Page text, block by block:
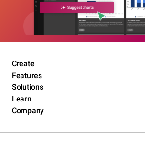
Create
Features
Solutions
Learn
Company